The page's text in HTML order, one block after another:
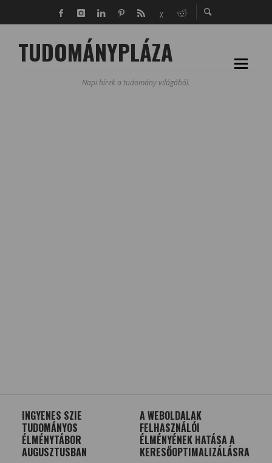
TUDOMÁNYPLÁZA
Napi hírek a tudomány világából.
INGYENES SZIE
TUDOMÁNYOS
ÉLMÉNYTÁBOR
AUGUSZTUSBAN
A WEBOLDALAK
FELHASZNÁLÓI
ÉLMÉNYÉNEK HATÁSA A
KERESŐOPTIMALIZÁLÁSRA